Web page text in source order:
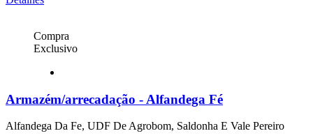
Compra
Exclusivo
Armazém/arrecadação - Alfandega Fé
Alfandega Da Fe, UDF De Agrobom, Saldonha E Vale Pereiro